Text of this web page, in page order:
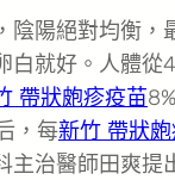
陰陽絕對均衡
白就好。人體
帶狀皰疹疫苗
，每新竹 帶狀
主治醫師田爽提